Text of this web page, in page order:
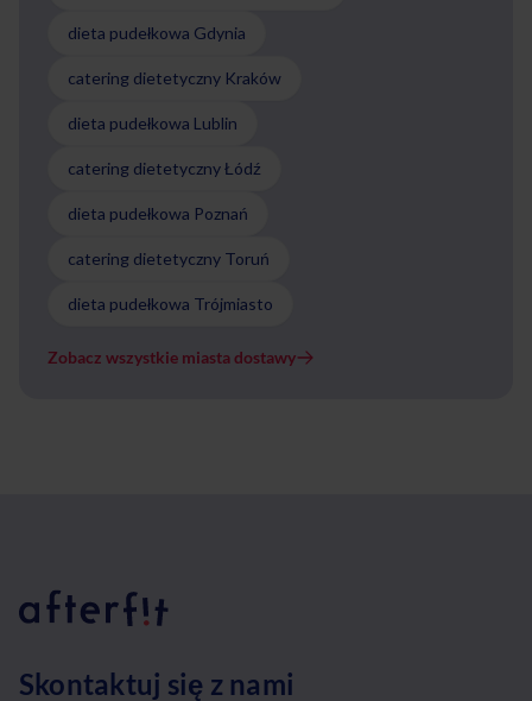
dieta pudełkowa Gdynia
catering dietetyczny Kraków
dieta pudełkowa Lublin
catering dietetyczny Łódź
dieta pudełkowa Poznań
catering dietetyczny Toruń
dieta pudełkowa Trójmiasto
Zobacz wszystkie miasta dostawy
Skontaktuj się z nami